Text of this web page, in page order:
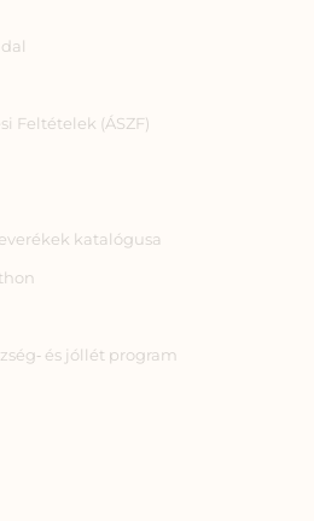
Feltételek (ÁSZF)
katalógusa
és jóllét program